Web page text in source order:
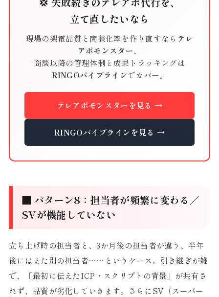
立て直したいなら
現場の架電品質と商談化率を作り直すなら テレ
アポモンスター、
商談以降の管理体制と成果トラッキングは
RINGOパイプラインでカバー。
テレアポモンスターを見る →
RINGOパイプラインを見る →
■ パターン8：担当者が頻繁に変わる／
SVが機能していない
立ち上げ時の担当者と、3か月後の担当者が違う、半年
後にはまた別の担当者……というケース。引き継ぎが雑
で、「最初に伝えたICP・スクリプトの背景」が共有さ
れず、品質が劣化していきます。さらにSV（スーパー